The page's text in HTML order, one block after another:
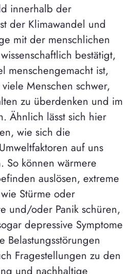
innerhalb der
der Klimawandel und
mit der menschlichen
bestätigt,
menschengemacht ist,
Menschen schwer,
zu überdenken und im
Ähnlich lässt sich hier
wie sich die
auf uns
So können wärmere
auslösen, extreme
Stürme oder
und/oder Panik schüren,
depressive Symptome
Belastungsstörungen
Fragestellungen zu den
und nachhaltige